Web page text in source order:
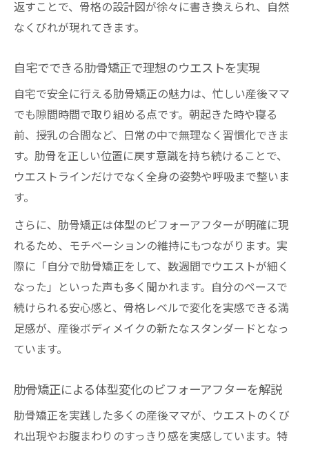
返すことで、骨格の設計図が徐々に書き換えられ、自然
なくびれが現れてきます。
自宅でできる肋骨矯正で理想のウエストを実現
自宅で安全に行える肋骨矯正の魅力は、忙しい産後ママ
でも隙間時間で取り組める点です。朝起きた時や寝る
前、授乳の合間など、日常の中で無理なく習慣化できま
す。肋骨を正しい位置に戻す意識を持ち続けることで、
ウエストラインだけでなく全身の姿勢や呼吸まで整いま
す。
さらに、肋骨矯正は体型のビフォーアフターが明確に現
れるため、モチベーションの維持にもつながります。実
際に「自分で肋骨矯正をして、数週間でウエストが細く
なった」といった声も多く聞かれます。自分のペースで
続けられる安心感と、骨格レベルで変化を実感できる満
足感が、産後ボディメイクの新たなスタンダードとなっ
ています。
肋骨矯正による体型変化のビフォーアフターを解説
肋骨矯正を実践した多くの産後ママが、ウエストのくび
れ出現やお腹まわりのすっきり感を実感しています。特